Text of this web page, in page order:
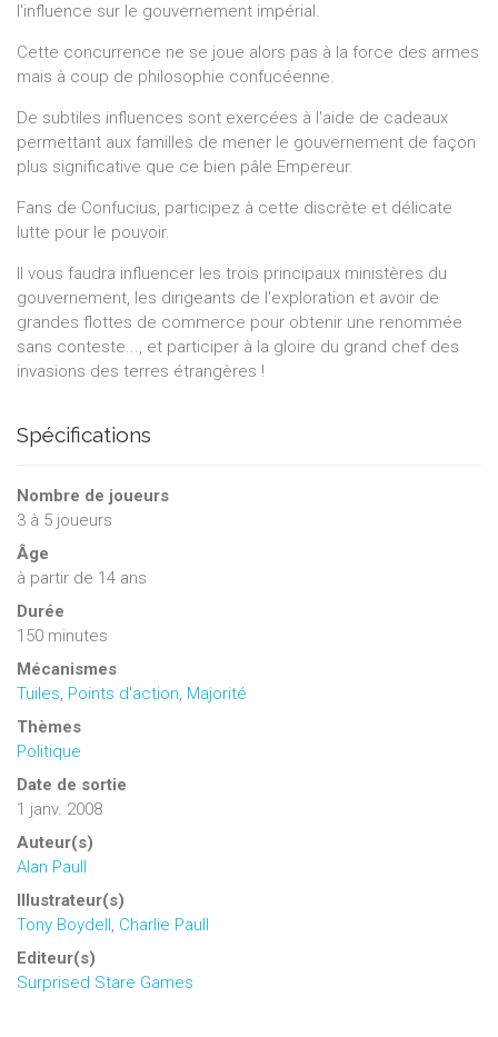
l'influence sur le gouvernement impérial.
Cette concurrence ne se joue alors pas à la force des armes
mais à coup de philosophie confucéenne.
De subtiles influences sont exercées à l'aide de cadeaux
permettant aux familles de mener le gouvernement de façon
plus significative que ce bien pâle Empereur.
Fans de Confucius, participez à cette discrète et délicate
lutte pour le pouvoir.
Il vous faudra influencer les trois principaux ministères du
gouvernement, les dirigeants de l'exploration et avoir de
grandes flottes de commerce pour obtenir une renommée
sans conteste..., et participer à la gloire du grand chef des
invasions des terres étrangères !
Spécifications
Nombre de joueurs
3 à 5 joueurs
Âge
à partir de 14 ans
Durée
150 minutes
Mécanismes
Tuiles, Points d'action, Majorité
Thèmes
Politique
Date de sortie
1 janv. 2008
Auteur(s)
Alan Paull
Illustrateur(s)
Tony Boydell, Charlie Paull
Editeur(s)
Surprised Stare Games